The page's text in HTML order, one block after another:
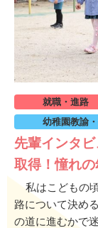
就職・進路
幼稚園教諭
先輩インタ
取得！憧れの
私はこどもの
路について決め
の道に進むかで